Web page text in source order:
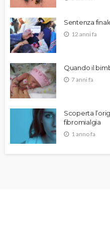
Sentenza
12 anni fa
Quando il
7 anni fa
Scoperta
fibromialgia
1 anno fa